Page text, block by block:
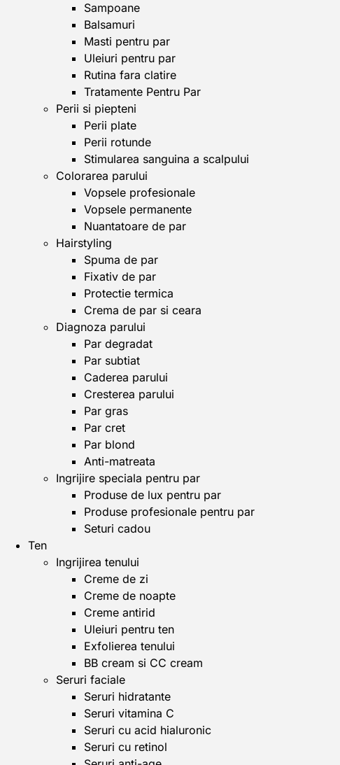
Sampoane
Balsamuri
Masti pentru par
Uleiuri pentru par
Rutina fara clatire
Tratamente Pentru Par
Perii si piepteni
Perii plate
Perii rotunde
Stimularea sanguina a scalpului
Colorarea parului
Vopsele profesionale
Vopsele permanente
Nuantatoare de par
Hairstyling
Spuma de par
Fixativ de par
Protectie termica
Crema de par si ceara
Diagnoza parului
Par degradat
Par subtiat
Caderea parului
Cresterea parului
Par gras
Par cret
Par blond
Anti-matreata
Ingrijire speciala pentru par
Produse de lux pentru par
Produse profesionale pentru par
Seturi cadou
Ten
Ingrijirea tenului
Creme de zi
Creme de noapte
Creme antirid
Uleiuri pentru ten
Exfolierea tenului
BB cream si CC cream
Seruri faciale
Seruri hidratante
Seruri vitamina C
Seruri cu acid hialuronic
Seruri cu retinol